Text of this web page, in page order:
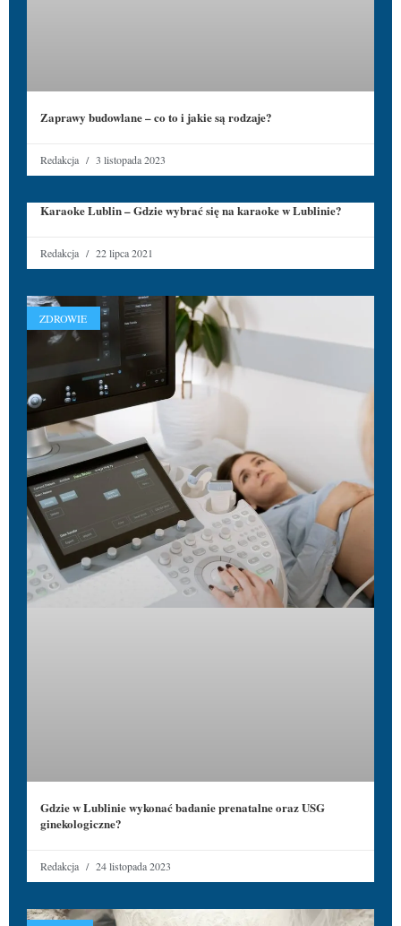
Zaprawy budowlane – co to i jakie są rodzaje?
Redakcja 3 listopada 2023
Karaoke Lublin – Gdzie wybrać się na karaoke w Lublinie?
Redakcja 22 lipca 2021
ZDROWIE
Gdzie w Lublinie wykonać badanie prenatalne oraz USG
ginekologiczne?
Redakcja 24 listopada 2023